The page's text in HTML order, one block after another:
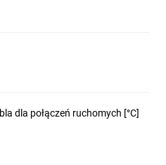
dla połączeń ruchomych [°C]